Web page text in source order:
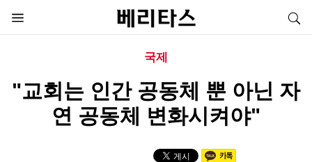
국제
"교회는 인간 공동체 뿐 아닌 자
연 공동체 변화시켜야"